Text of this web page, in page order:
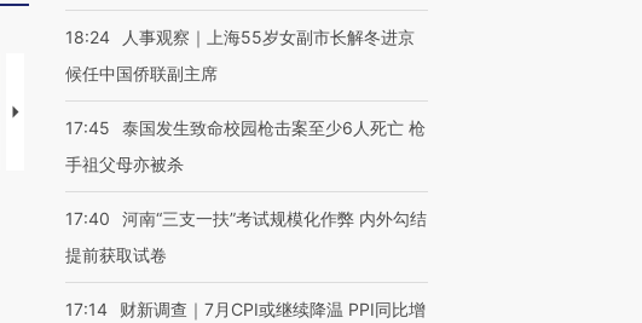
【推广】走进第四届链博
会，让数智科技“链”接产
【特别呈现】寻找100种
CFO：不靠规模取胜，华
18:24
人事观察｜上海55岁女副市长解冬进京
候任中国侨联副主席
17:45
泰国发生致命校园枪击案至少6人死亡 枪
手祖父母亦被杀
17:40
河南“三支一扶”考试规模化作弊 内外勾结
提前获取试卷
17:14
财新调查｜7月CPI或继续降温 PPI同比增